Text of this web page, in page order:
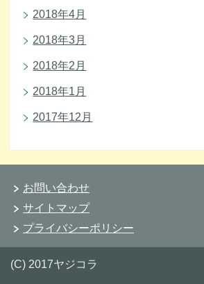
2018年4月
2018年3月
2018年2月
2018年1月
2017年12月
お問い合わせ
サイトマップ
プライバシーポリシー
(C) 2017ヤジコラ